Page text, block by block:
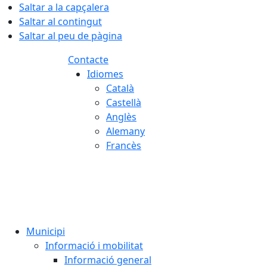
Saltar a la capçalera
Saltar al contingut
Saltar al peu de pàgina
Contacte
Idiomes
Català
Castellà
Anglès
Alemany
Francès
Municipi
Informació i mobilitat
Informació general